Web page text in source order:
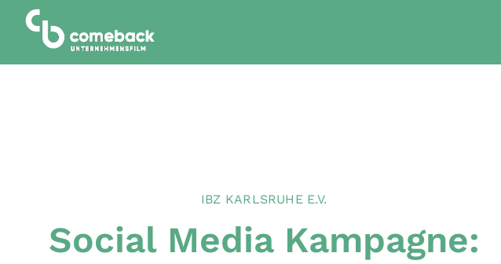
Inhalt
springen
IBZ KARLSRUHE E.V.
Social Media Kampagne: